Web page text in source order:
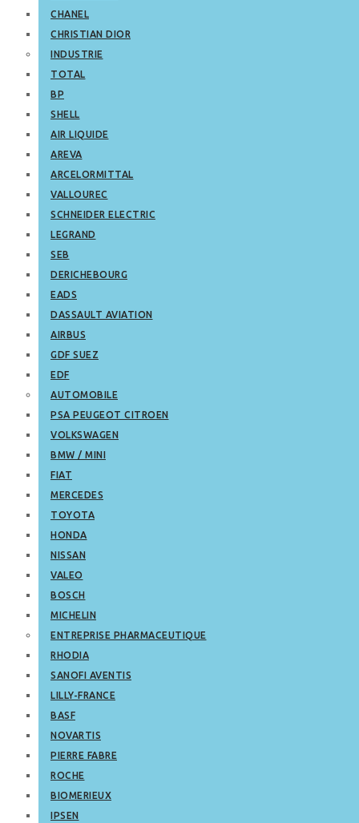
CHANEL
CHRISTIAN DIOR
INDUSTRIE
TOTAL
BP
SHELL
AIR LIQUIDE
AREVA
ARCELORMITTAL
VALLOUREC
SCHNEIDER ELECTRIC
LEGRAND
SEB
DERICHEBOURG
EADS
DASSAULT AVIATION
AIRBUS
GDF SUEZ
EDF
AUTOMOBILE
PSA PEUGEOT CITROEN
VOLKSWAGEN
BMW / MINI
FIAT
MERCEDES
TOYOTA
HONDA
NISSAN
VALEO
BOSCH
MICHELIN
ENTREPRISE PHARMACEUTIQUE
RHODIA
SANOFI AVENTIS
LILLY-FRANCE
BASF
NOVARTIS
PIERRE FABRE
ROCHE
BIOMERIEUX
IPSEN